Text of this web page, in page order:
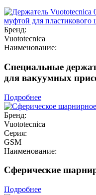
Бренд:
Vuototecnica
Наименование:
Специальные
для вакуумных
Подробнее
Бренд:
Vuototecnica
Серия:
GSM
Наименование:
Сферические
Подробнее